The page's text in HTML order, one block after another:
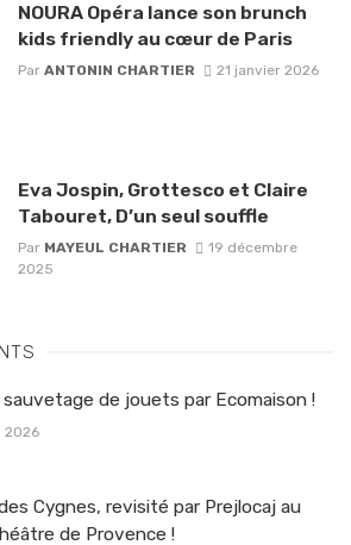
NOURA Opéra lance son brunch
kids friendly au cœur de Paris
Par ANTONIN CHARTIER 21 janvier 2026
Eva Jospin, Grottesco et Claire
Tabouret, D’un seul souffle
Par MAYEUL CHARTIER
19 décembre
2025
sauvetage de jouets par Ecomaison !
2026
Cygnes, revisité par Prejlocaj au
de Provence !